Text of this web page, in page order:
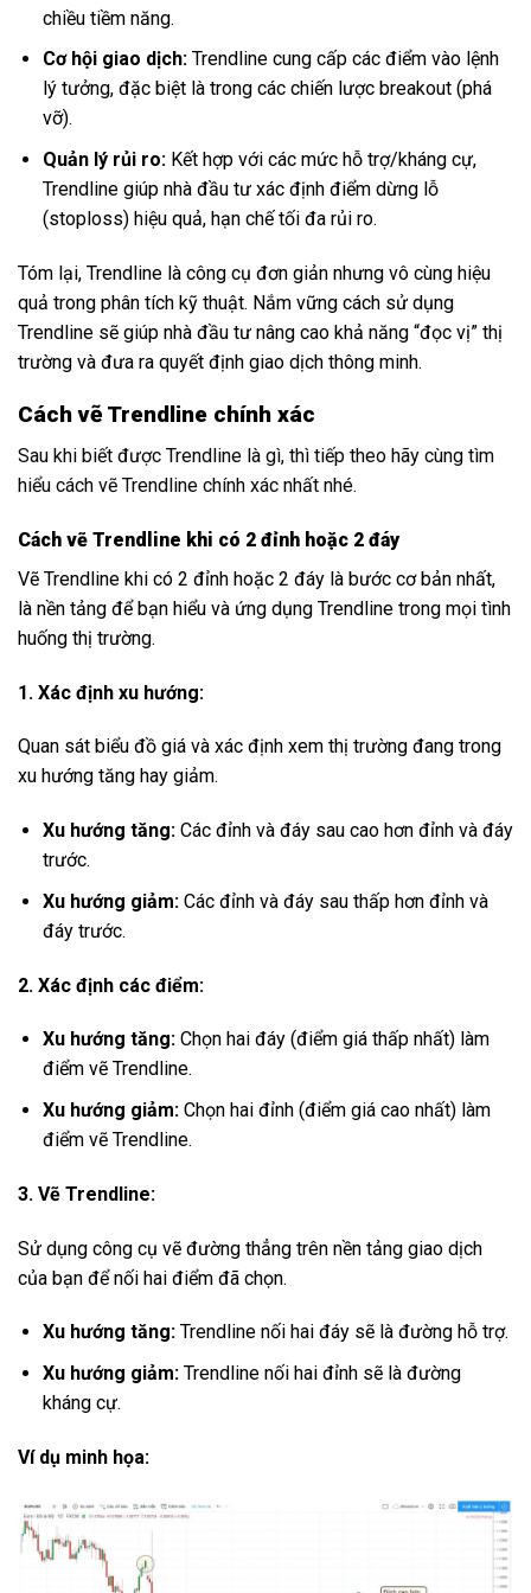
chiều tiềm năng.
Cơ hội giao dịch:Trendline cung cấp các điểm vào lệnh
lý tưởng, đặc biệt là trong các chiến lược breakout (phá
vỡ).
Quản lý rủi ro:Kết hợp với các mức hỗ trợ/kháng cự,
Trendline giúp nhà đầu tư xác định điểm dừng lỗ
(stoploss) hiệu quả, hạn chế tối đa rủi ro.
Tóm lại, Trendline là công cụ đơn giản nhưng vô cùng hiệu
quả trong phân tích kỹ thuật. Nắm vững cách sử dụng
Trendline sẽ giúp nhà đầu tư nâng cao khả năng “đọc vị” thị
trường và đưa ra quyết định giao dịch thông minh.
Cách vẽ Trendline chính xác
Sau khi biết được Trendline là gì, thì tiếp theo hãy cùng tìm
hiểu cách vẽ Trendline chính xác nhất nhé.
Cách vẽ Trendline khi có 2 đỉnh hoặc 2 đáy
Vẽ Trendline khi có 2 đỉnh hoặc 2 đáy là bước cơ bản nhất,
là nền tảng để bạn hiểu và ứng dụng Trendline trong mọi tình
huống thị trường.
1. Xác định xu hướng:
Quan sát biểu đồ giá và xác định xem thị trường đang trong
xu hướng tăng hay giảm.
Xu hướng tăng:Các đỉnh và đáy sau cao hơn đỉnh và đáy
trước.
Xu hướng giảm:Các đỉnh và đáy sau thấp hơn đỉnh và
đáy trước.
2. Xác định các điểm:
Xu hướng tăng:Chọn hai đáy (điểm giá thấp nhất) làm
điểm vẽ Trendline.
Xu hướng giảm:Chọn hai đỉnh (điểm giá cao nhất) làm
điểm vẽ Trendline.
3. Vẽ Trendline:
Sử dụng công cụ vẽ đường thẳng trên nền tảng giao dịch
của bạn để nối hai điểm đã chọn.
Xu hướng tăng:Trendline nối hai đáy sẽ là đường hỗ trợ.
Xu hướng giảm:Trendline nối hai đỉnh sẽ là đường
kháng cự.
Ví dụ minh họa: